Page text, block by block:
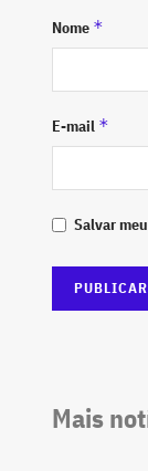
Nome *
E-mail *
Salvar
Mais